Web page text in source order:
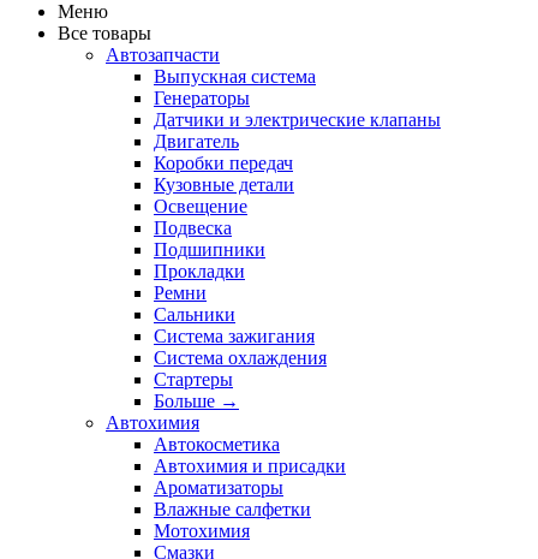
Меню
Все товары
Автозапчасти
Выпускная система
Генераторы
Датчики и электрические клапаны
Двигатель
Коробки передач
Кузовные детали
Освещение
Подвеска
Подшипники
Прокладки
Ремни
Сальники
Система зажигания
Система охлаждения
Стартеры
Больше →
Автохимия
Автокосметика
Автохимия и присадки
Ароматизаторы
Влажные салфетки
Мотохимия
Смазки